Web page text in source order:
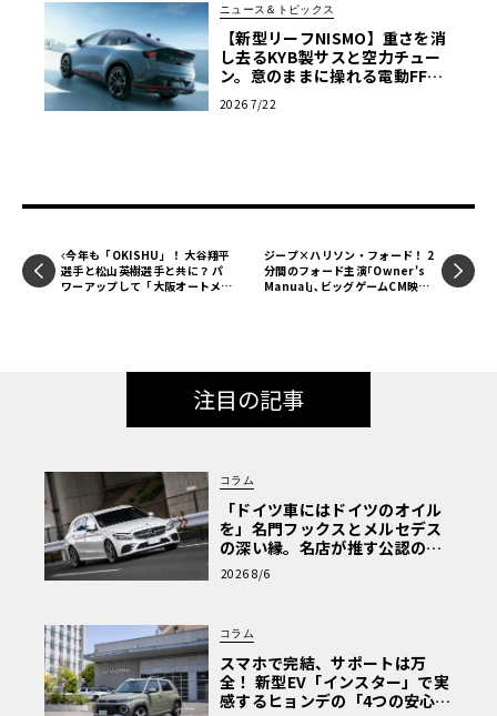
けのキッズランなどがこのイベントには組み込まれていま
す。
ニュース＆トピックス
【新型リーフNISMO】重さを消
し去るKYB製サスと空力チュー
ン。意のままに操れる電動FFス
2026 7/22
今年も「OKISHU」！ 大谷翔平
選手と松山英樹選手と共に？ パ
ワーアップして「大阪オートメッ
ジープ×ハリソン・フォード！ 2
分間のフォード主演｢Owner's
Manual｣､ビッグゲームCM映像
注目の記事
コラム
「ドイツ車にはドイツのオイル
を」名門フックスとメルセデス
の深い縁。名店が推す公認の安
心と、Cクラスで味わうシルキー
な走り〈PR〉
2026 8/6
コラム
スマホで完結、サポートは万
全！ 新型EV「インスター」で実
感するヒョンデの「4つの安心」